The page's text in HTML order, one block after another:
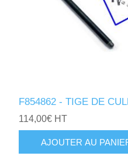
F854862 - TIGE DE
114,00€ HT
AJOUTER AU